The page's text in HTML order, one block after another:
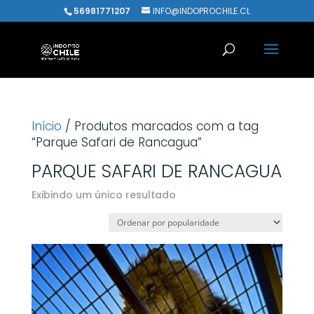
56981771207 INFO@INDOPROCHILE.CL
Início / Produtos marcados com a tag
“Parque Safari de Rancagua”
PARQUE SAFARI DE RANCAGUA
Exibindo um único resultado